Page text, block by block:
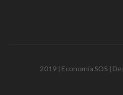
2019 | Economía SOS |